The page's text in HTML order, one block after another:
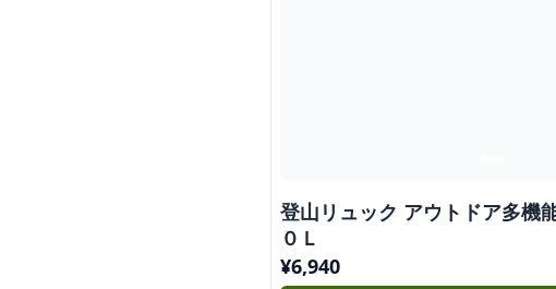
登山リュック アウトドア多機
０Ｌ
¥6,940